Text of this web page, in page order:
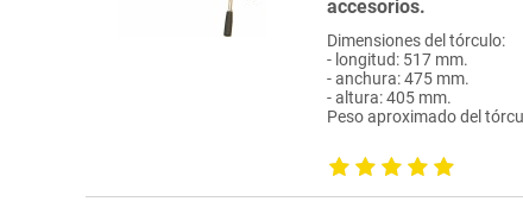
accesorios.
Dimensiones del tórculo:
- longitud: 517 mm.
- anchura: 475 mm.
- altura: 405 mm.
Peso aproximado del